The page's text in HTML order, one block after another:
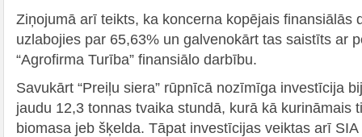
Ziņojumā arī teikts, ka koncerna kopējais finansiālās
uzlabojies par 65,63% un galvenokārt tas saistīts ar
“Agrofirma Turība” finansiālo darbību.
Savukārt “Preiļu siera” rūpnīcā nozīmīga investīcija
jaudu 12,3 tonnas tvaika stundā, kurā kā kurināmais
biomasa jeb šķelda. Tāpat investīcijas veiktas arī SIA